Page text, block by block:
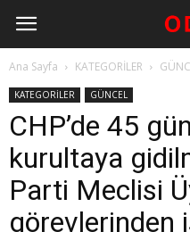
Ana Sayfa KATEGORİLER
KATEGORİLER GÜNCEL
CHP’de 45
kurultaya
Parti Meclisi
görevlerinden